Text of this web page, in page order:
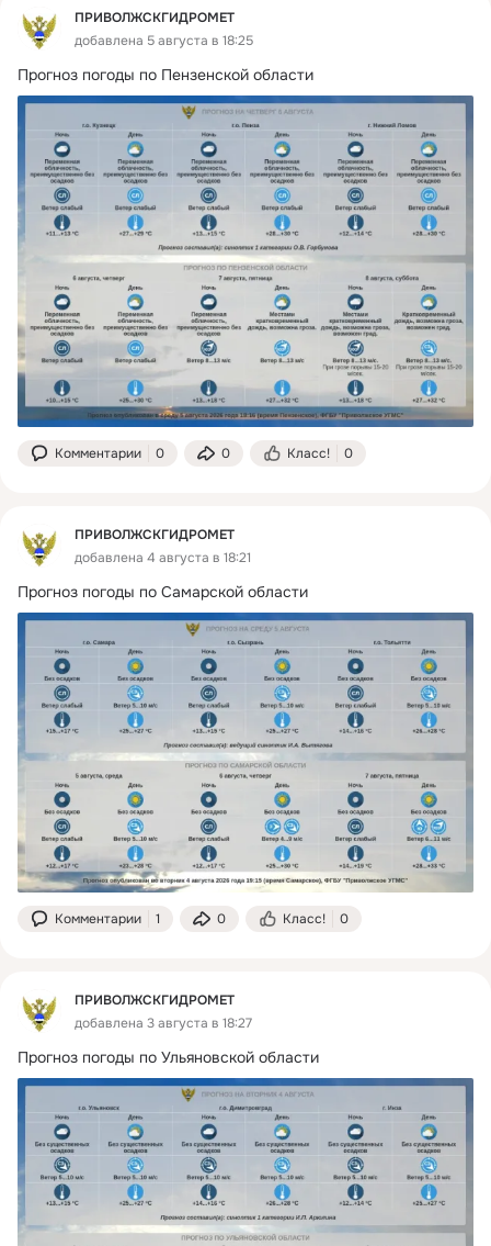
ПРИВОЛЖСКГИДРОМЕТ
добавлена 5 августа в 18:25
Прогноз погоды по Пензенской области
Комментарии 0 0 Класс! 0
ПРИВОЛЖСКГИДРОМЕТ
добавлена 4 августа в 18:21
Прогноз погоды по Самарской области
Комментарии 1 0 Класс! 0
ПРИВОЛЖСКГИДРОМЕТ
добавлена 3 августа в 18:27
Прогноз погоды по Ульяновской области